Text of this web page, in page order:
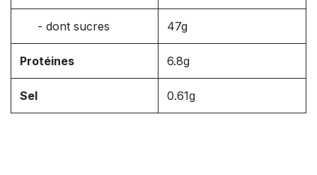
- dont sucres 47g
Protéines 6.8g
Sel 0.61g